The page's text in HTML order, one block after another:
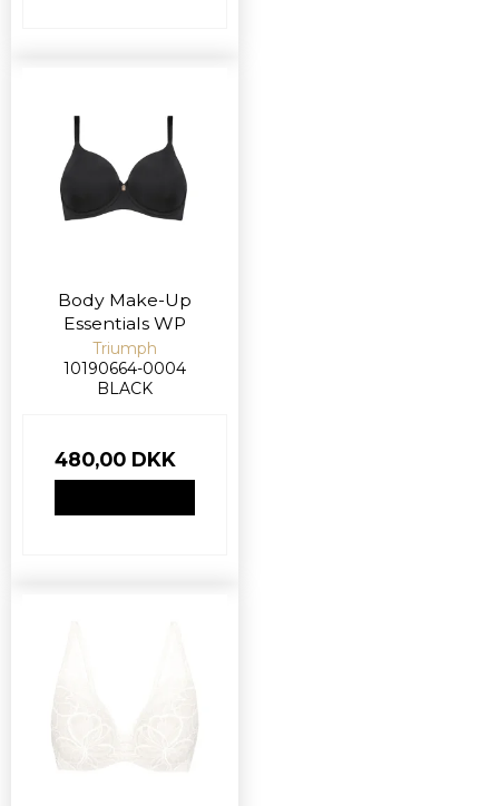
Body Make-Up
Essentials WP
Triumph
10190664-0004
BLACK
480,00 DKK